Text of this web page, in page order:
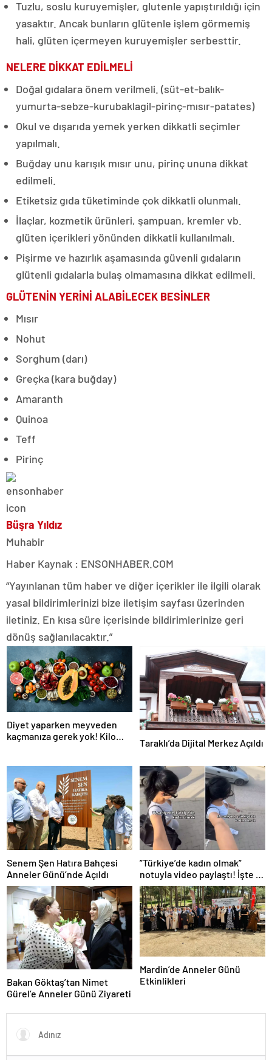
Tuzlu, soslu kuruyemişler, glutenle yapıştırıldığı için
yasaktır. Ancak bunların glütenle işlem görmemiş
hali, glüten içermeyen kuruyemişler serbesttir.
NELERE DİKKAT EDİLMELİ
Doğal gıdalara önem verilmeli. (süt-et-balık-
yumurta-sebze-kurubaklagil-pirinç-mısır-patates)
Okul ve dışarıda yemek yerken dikkatli seçimler
yapılmalı.
Buğday unu karışık mısır unu, pirinç ununa dikkat
edilmeli.
Etiketsiz gıda tüketiminde çok dikkatli olunmalı.
İlaçlar, kozmetik ürünleri, şampuan, kremler vb.
glüten içerikleri yönünden dikkatli kullanılmalı.
Pişirme ve hazırlık aşamasında güvenli gıdaların
glütenli gıdalarla bulaş olmamasına dikkat edilmeli.
GLÜTENİN YERİNİ ALABİLECEK BESİNLER
Mısır
Nohut
Sorghum (darı)
Greçka (kara buğday)
Amaranth
Quinoa
Teff
Pirinç
Büşra Yıldız
Muhabir
Haber Kaynak : ENSONHABER.COM
“Yayınlanan tüm haber ve diğer içerikler ile ilgili olarak
yasal bildirimlerinizi bize iletişim sayfası üzerinden
iletiniz. En kısa süre içerisinde bildirimlerinize geri
dönüş sağlanılacaktır.”
Diyet yaparken meyveden
kaçmanıza gerek yok! Kilo
Taraklı’da Dijital Merkez Açıldı
Senem Şen Hatıra Bahçesi
Anneler Günü’nde Açıldı
”Türkiye’de kadın olmak”
notuyla video paylaştı! İşte 14
saniyede yaşananlar
Bakan Göktaş’tan Nimet
Gürel’e Anneler Günü Ziyareti
Mardin’de Anneler Günü
Etkinlikleri